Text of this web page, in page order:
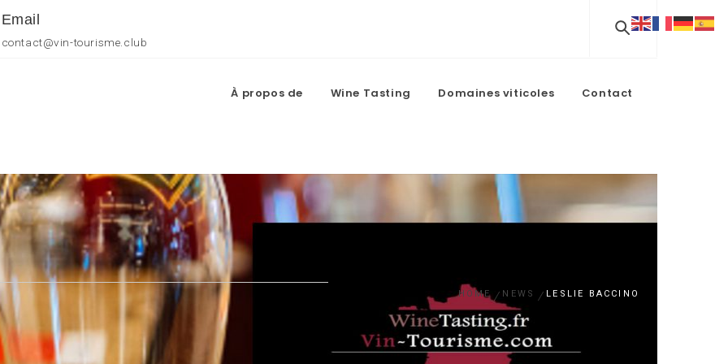
Email
contact@vin-tourisme.club
À propos de Wine Tasting Domaines viticoles Contact
HOME NEWS LESLIE BACCINO